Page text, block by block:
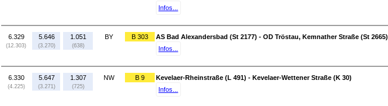
Infos...
6.329
(12.303)
5.646
(3.270)
1.051
(638)
BY B 303
AS Bad Alexandersbad (St 2177) - OD Tröstau, Kemnather Straße (St 2665)
Infos...
6.330
(4.225)
5.647
(3.271)
1.307
(725)
NW B 9
Kevelaer-Rheinstraße (L 491) - Kevelaer-Wettener Straße (K 30)
Infos...